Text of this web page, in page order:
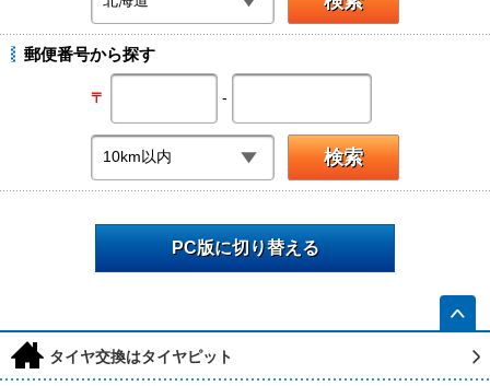
郵便番号から探す
〒 -
PC版に切り替える
h タイヤ交換はタイヤピット